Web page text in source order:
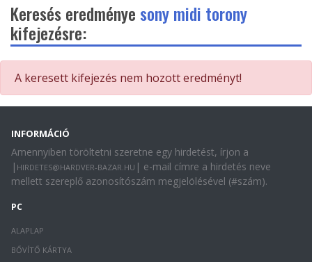
Keresés eredményesony midi torony
kifejezésre:
A keresett kifejezés nem hozott eredményt!
INFORMÁCIÓ
Amennyiben töröltetni szeretne egy hirdetést, írjon a
| HIRDETES@HARDVER-BAZAR.HU | e-mail címre a hirdetés neve
mellett szereplő azonosítószám megjelölésével (#szám).
PC
ALAPLAP
BŐVÍTŐ KÁRTYA